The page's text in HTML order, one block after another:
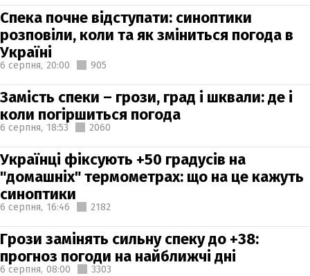
Спека почне відступати: синоптики
розповіли, коли та як зміниться погода в
Україні
6 серпня, 20:00 905
Замість спеки – грози, град і шквали: де і
коли погіршиться погода
6 серпня, 18:53 2060
Українці фіксують +50 градусів на
"домашніх" термометрах: що на це кажуть
синоптики
6 серпня, 16:46 2182
Грози замінять сильну спеку до +38:
прогноз погоди на найближчі дні
6 серпня, 08:00 3303